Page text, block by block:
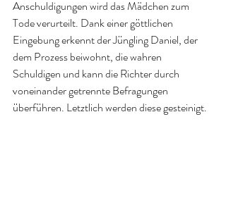
Anschuldigungen wird das Mädchen zum
Tode verurteilt. Dank einer göttlichen
Eingebung erkennt der Jüngling Daniel, der
dem Prozess beiwohnt, die wahren
Schuldigen und kann die Richter durch
voneinander getrennte Befragungen
überführen. Letztlich werden diese gesteinigt.